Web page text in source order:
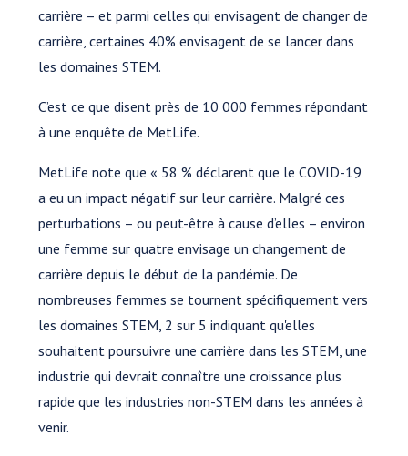
carrière – et parmi celles qui envisagent de changer de
carrière, certaines 40% envisagent de se lancer dans
les domaines STEM.
C’est ce que disent près de 10 000 femmes répondant
à une enquête de MetLife.
MetLife note que « 58 % déclarent que le COVID-19
a eu un impact négatif sur leur carrière. Malgré ces
perturbations – ou peut-être à cause d’elles – environ
une femme sur quatre envisage un changement de
carrière depuis le début de la pandémie. De
nombreuses femmes se tournent spécifiquement vers
les domaines STEM, 2 sur 5 indiquant qu'elles
souhaitent poursuivre une carrière dans les STEM, une
industrie qui devrait connaître une croissance plus
rapide que les industries non-STEM dans les années à
venir.